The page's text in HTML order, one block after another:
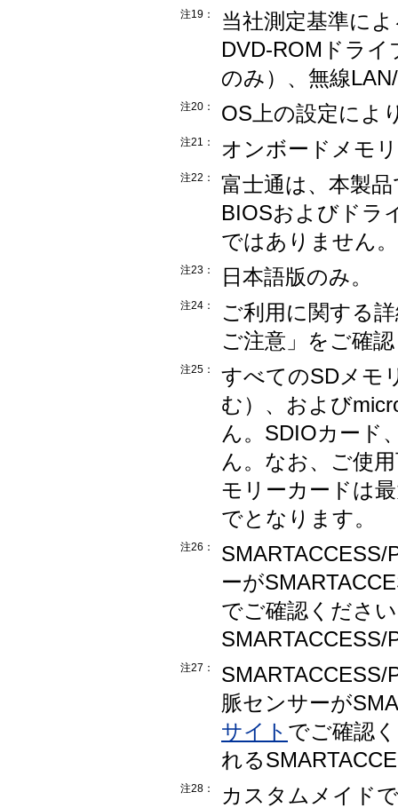
注19：
当社測定基準に
DVD-ROMドラ
のみ）、無線
注20： OS上の設定によ
注21： オンボードメモ
注22：
富士通は、本製
BIOSおよびドラ
ではありません。
注23： 日本語版のみ。
注24：
ご利用に関する
ご注意」をご確
注25：
すべてのSDメモ
む）、および
ん。SDIOカード
ん。なお、ご使
モリーカードは
でとなります。
注26：
ーが
でご確認くださ
注27：
脈センサーが
サイト でご確認
れる
注28：
カスタムメイド